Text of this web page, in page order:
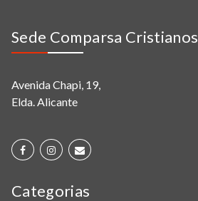
Sede Comparsa Cristianos
Avenida Chapi, 19,
Elda. Alicante
Categorias